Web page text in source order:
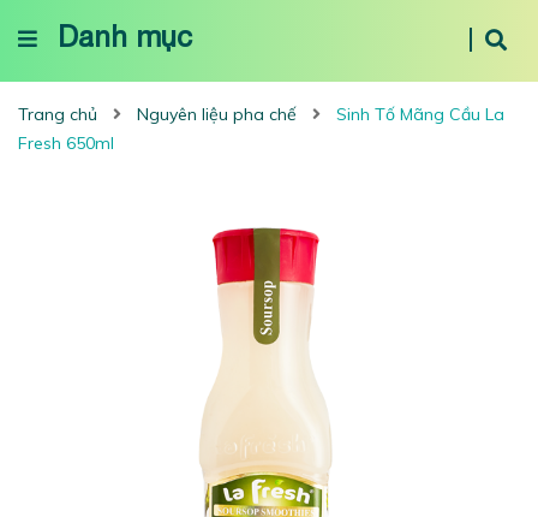
Danh mục
Trang chủ Nguyên liệu pha chế
Sinh Tố Mãng Cầu La
Fresh 650ml